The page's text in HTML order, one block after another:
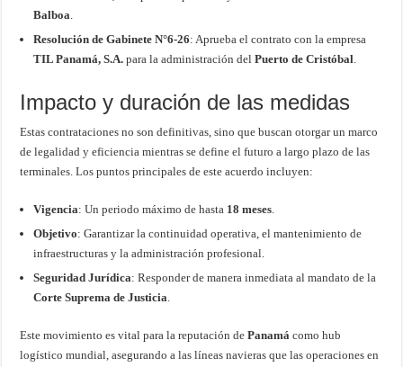
Balboa.
Resolución de Gabinete N°6-26: Aprueba el contrato con la empresa
TIL Panamá, S.A. para la administración delPuerto de Cristóbal.
Impacto y duración de las medidas
Estas contrataciones no son definitivas, sino que buscan otorgar un marco
de legalidad y eficiencia mientras se define el futuro a largo plazo de las
terminales. Los puntos principales de este acuerdo incluyen:
Vigencia: Un periodo máximo de hasta 18 meses.
Objetivo: Garantizar la continuidad operativa, el mantenimiento de
infraestructuras y la administración profesional.
Seguridad Jurídica: Responder de manera inmediata al mandato de la
Corte Suprema de Justicia.
Este movimiento es vital para la reputación dePanamá como hub
logístico mundial, asegurando a las líneas navieras que las operaciones en